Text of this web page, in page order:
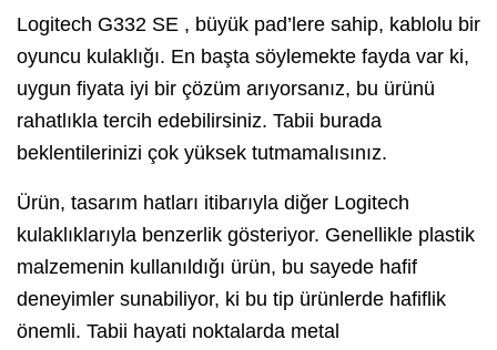
Logitech G332 SE , büyük pad’lere sahip, kablolu bir
oyuncu kulaklığı. En başta söylemekte fayda var ki,
uygun fiyata iyi bir çözüm arıyorsanız, bu ürünü
rahatlıkla tercih edebilirsiniz. Tabii burada
beklentilerinizi çok yüksek tutmamalısınız.
Ürün, tasarım hatları itibarıyla diğer Logitech
kulaklıklarıyla benzerlik gösteriyor. Genellikle plastik
malzemenin kullanıldığı ürün, bu sayede hafif
deneyimler sunabiliyor, ki bu tip ürünlerde hafiflik
önemli. Tabii hayati noktalarda metal